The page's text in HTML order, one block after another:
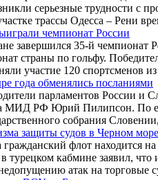
серьезные трудности
трассы Одесса – Рени
чемпионат России
завершился 35-й чемпионат
страны по гольфу.
участие 120 спортсменов
года обменялись посланиями
парламентов России и
МИД РФ Юрий Пилипсон. По
собрания
защиты судов в Черном
флот находится
турецком кабмине заявил,
атак на торговые